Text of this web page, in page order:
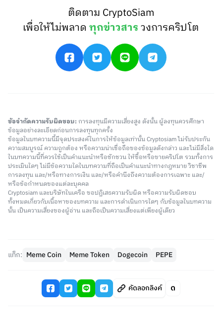
ติดตาม CryptoSiam
เพื่อให้ไม่พลาดทุกข่าวสารวงการคริปโต
ข้อจำกัดความรับผิดชอบ: การลงทุนมีความเสี่ยงสูง ดังนั้น ผู้ลงทุนควรศึกษา
ข้อมูลอย่างละเอียดก่อนการลงทุนทุกครั้ง
ข้อมูลในบทความนี้มีจุดประสงค์ในการให้ข้อมูลเท่านั้น Cryptosiam ไม่รับประกัน
ความสมบูรณ์ ความถูกต้อง หรือความน่าเชื่อถือของข้อมูลดังกล่าว และไม่มีสิ่งใด
ในบทความนี้ที่ควรใช้เป็นคำแนะนำหรือชักชวน ให้ซื้อหรือขายคริปโต รวมทั้งการ
ประเมินใดๆ ไม่มีข้อความใดในบทความที่ถือเป็นคำแนะนำทางกฎหมาย วิชาชีพ
การลงทุน และ/หรือทางการเงิน และ/หรือคำนึงถึงความต้องการเฉพาะ และ/
หรือข้อกำหนดของแต่ละบุคคล
Cryptosiam และบริษัทในเครือ ขอปฏิเสธความรับผิด หรือความรับผิดชอบ
ทั้งหมดเกี่ยวกับเนื้อหาของบทความ และการดำเนินการใดๆ กับข้อมูลในบทความ
นั้น เป็นความเสี่ยงของผู้อ่าน และถือเป็นความเสี่ยงแต่เพียงผู้เดียว
แท็ก: Meme Coin Meme Token Dogecoin PEPE
คัดลอกลิงค์